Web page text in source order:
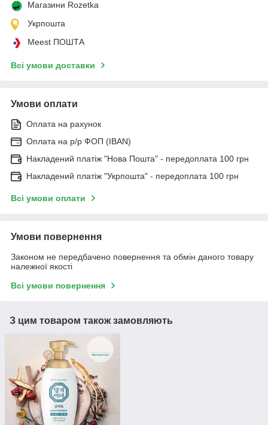
Магазини Rozetka
Укрпошта
Meest ПОШТА
Всі умови доставки
Умови оплати
Оплата на рахунок
Оплата на р/р ФОП (IBAN)
Накладений платіж "Нова Пошта" - передоплата 100 грн
Накладений платіж "Укрпошта" - передоплата 100 грн
Всі умови оплати
Умови повернення
Законом не передбачено повернення та обмін даного товару
належної якості
Всі умови повернення
З цим товаром також замовляють